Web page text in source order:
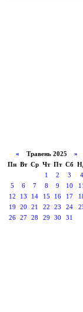
« Травень 2025 »
Пн Вт Ср Чт Пт Сб
1
2 3
4
5
6 7 8 9 10
12
13 14 15 16 17
19
20 21 22 23 24
26
27 28 29 30 31